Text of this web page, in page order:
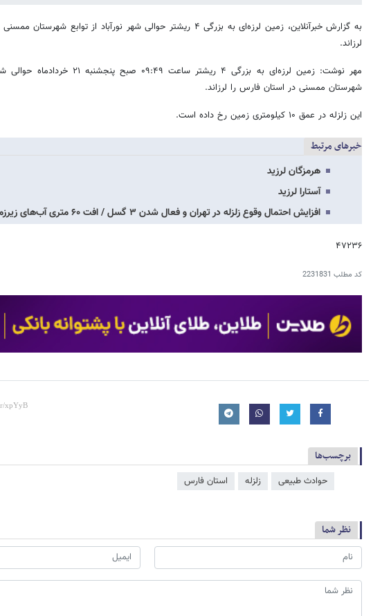
به گزارش خبرآنلاین، زمین لرزه‌ای به بزرگی ۴ ریشتر حوالی شهر نورآباد از توابع
لرزاند.
مهر نوشت: زمین لرزه‌ای به بزرگی ۴ ریشتر ساعت
شهرستان ممسنی در استان فارس را لرزاند.
این زلزله در عمق ۱۰ کیلومتری زمین رخ داده است.
خبرهای مرتبط
هرمزگان لرزید
آستارا لرزید
افزایش احتمال وقوع زلزله در تهران و فعال شدن ۳ گسل / افت ۶۰ متری آب‌های‌ زیرزمینی…
۴۷۲۳۶
کد مطلب 2231831
برچسب‌ها
حوادث طبیعی زلزله استان فارس
نظر شما